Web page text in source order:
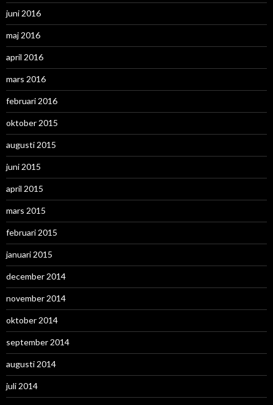
juni 2016
maj 2016
april 2016
mars 2016
februari 2016
oktober 2015
augusti 2015
juni 2015
april 2015
mars 2015
februari 2015
januari 2015
december 2014
november 2014
oktober 2014
september 2014
augusti 2014
juli 2014